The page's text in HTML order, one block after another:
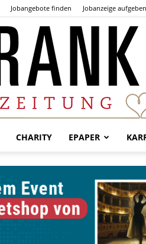
Jobangebote finden Jobanzeige aufgeben
CHARITY EPAPER